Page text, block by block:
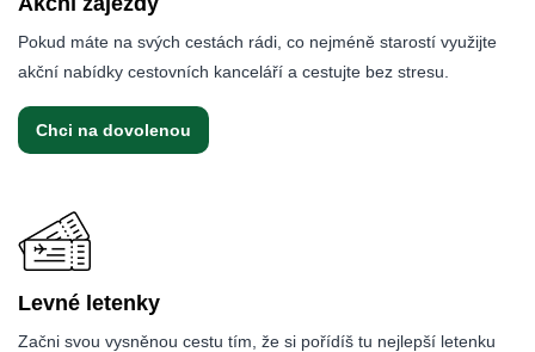
Pokud máte na svých cestách rádi, co nejméně starostí využijte
akční nabídky cestovních kanceláří a cestujte bez stresu.
Chci na dovolenou
Levné letenky
Začni svou vysněnou cestu tím, že si pořídíš tu nejlepší letenku